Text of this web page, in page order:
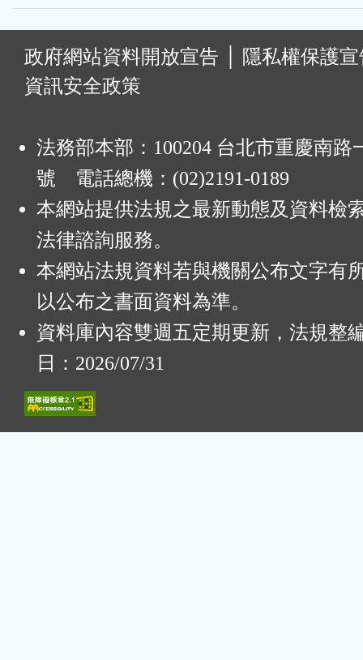
政府網站資料開放宣告
隱私權保護
資訊安全政策
法務部本部：100204 台北市重慶南路
號 電話總機：(02)2191-0189
本網站提供法規之最新動態及資料檢
法律諮詢服務。
本網站法規資料若與機關公布文字有
以公布之書面資料為準。
資料庫內容雙週五定期更新，法規整
日：2026/07/31